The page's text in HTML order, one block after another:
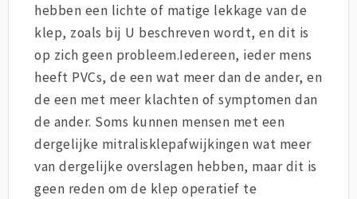
hebben een lichte of matige lekkage van de
klep, zoals bij U beschreven wordt, en dit is
op zich geen probleem.Iedereen, ieder mens
heeft PVCs, de een wat meer dan de ander, en
de een met meer klachten of symptomen dan
de ander. Soms kunnen mensen met een
dergelijke mitralisklepafwijkingen wat meer
van dergelijke overslagen hebben, maar dit is
geen reden om de klep operatief te